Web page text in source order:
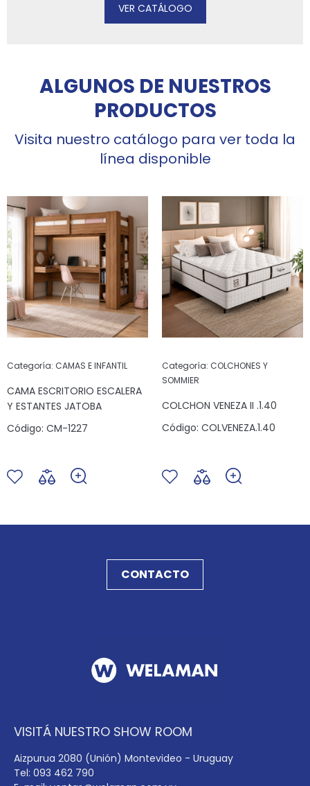
VER CATÁLOGO
ALGUNOS DE NUESTROS
PRODUCTOS
Visita nuestro catálogo para ver toda la
línea disponible
Categoría: CAMAS E INFANTIL
CAMA ESCRITORIO ESCALERA
Y ESTANTES JATOBA
Código: CM-1227
Categoría: COLCHONES Y
SOMMIER
COLCHON VENEZA II .1.40
Código: COLVENEZA.1.40
CONTACTO
VISITÁ NUESTRO SHOW ROOM
Aizpurua 2080 (Unión) Montevideo - Uruguay
Tel: 093 462 790